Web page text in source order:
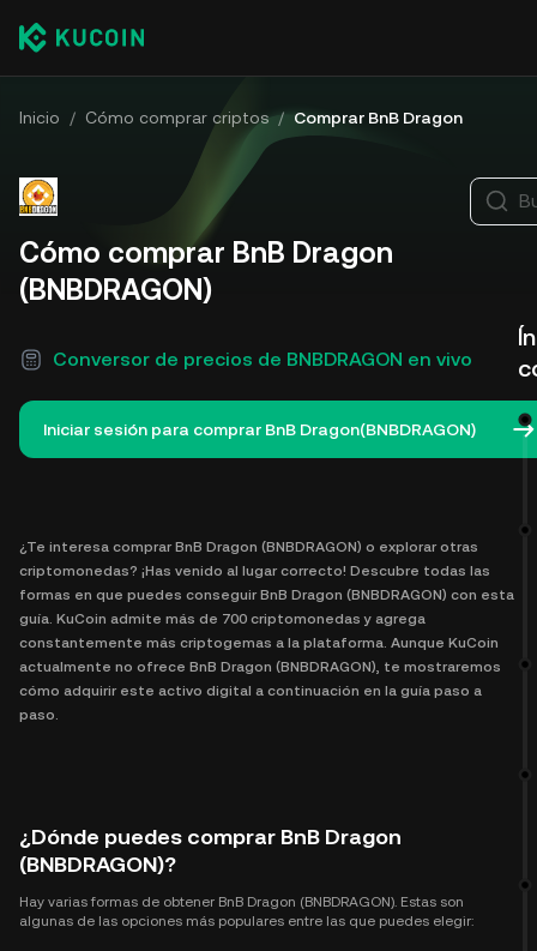
Inicio / Cómo comprar criptos / Comprar BnB Dragon
Cómo comprar BnB Dragon
(BNBDRAGON)
Conversor de precios de BNBDRAGON en vivo
Iniciar sesión para comprar BnB Dragon(BNBDRAGON)
¿Te interesa comprar BnB Dragon (BNBDRAGON) o explorar otras
criptomonedas? ¡Has venido al lugar correcto! Descubre todas las
formas en que puedes conseguir BnB Dragon (BNBDRAGON) con esta
guía. KuCoin admite más de 700 criptomonedas y agrega
constantemente más criptogemas a la plataforma. Aunque KuCoin
actualmente no ofrece BnB Dragon (BNBDRAGON), te mostraremos
cómo adquirir este activo digital a continuación en la guía paso a
paso.
¿Dónde puedes comprar BnB Dragon
(BNBDRAGON)?
Hay varias formas de obtener BnB Dragon (BNBDRAGON). Estas son
algunas de las opciones más populares entre las que puedes elegir: